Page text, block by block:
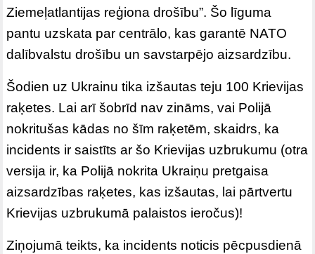
Ziemeļatlantijas reģiona drošību”. Šo līguma
pantu uzskata par centrālo, kas garantē NATO
dalībvalstu drošību un savstarpējo aizsardzību.
Šodien uz Ukrainu tika izšautas teju 100 Krievijas
raķetes. Lai arī šobrīd nav zināms, vai Polijā
nokritušas kādas no šīm raķetēm, skaidrs, ka
incidents ir saistīts ar šo Krievijas uzbrukumu (otra
versija ir, ka Polijā nokrita Ukraiņu pretgaisa
aizsardzības raķetes, kas izšautas, lai pārtvertu
Krievijas uzbrukumā palaistos ieročus)!
Ziņojumā teikts, ka incidents noticis pēcpusdienā